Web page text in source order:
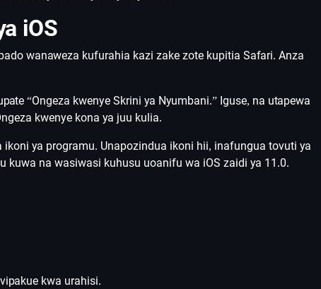
iOS
wanaweza kufurahia kazi zake zote kupitia Safari. Anza
“Ongeza kwenye Skrini ya Nyumbani.” Iguse, na utapewa
kwenye kona ya juu kulia.
ya programu. Unapozindua ikoni hii, inafungua tovuti ya
na wasiwasi kuhusu uoanifu wa iOS zaidi ya 11.0.
kwa urahisi.